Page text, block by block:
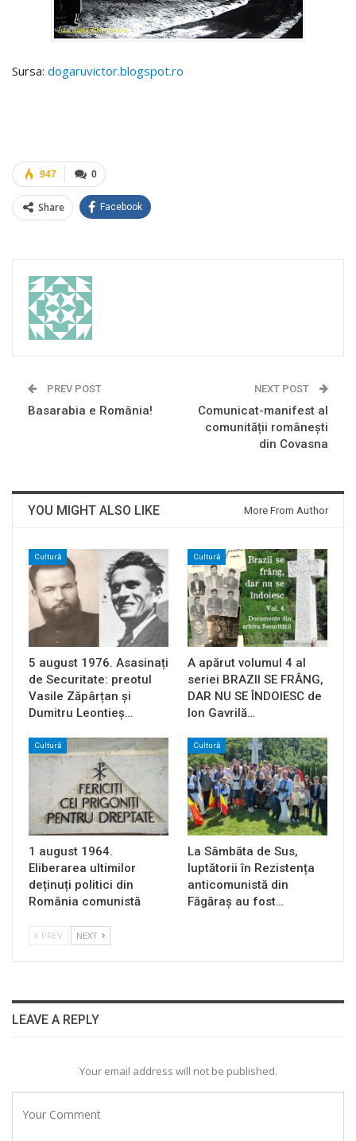
Sursa: dogaruvictor.blogspot.ro
0
947
Share Facebook
PREV POST
Basarabia e România!
NEXT POST
Comunicat-manifest al
comunității românești
din Covasna
YOU MIGHT ALSO LIKE More From Author
Cultură
5 august 1976. Asasinați
de Securitate: preotul
Vasile Zăpârțan și
Dumitru Leontieș…
Cultură
A apărut volumul 4 al
seriei BRAZII SE FRÂNG,
DAR NU SE ÎNDOIESC de
Ion Gavrilă…
Cultură
1 august 1964.
Eliberarea ultimilor
deținuți politici din
România comunistă
Cultură
La Sâmbăta de Sus,
luptătorii în Rezistența
anticomunistă din
Făgăraș au fost…
PREV NEXT
LEAVE A REPLY
Your email address will not be published.